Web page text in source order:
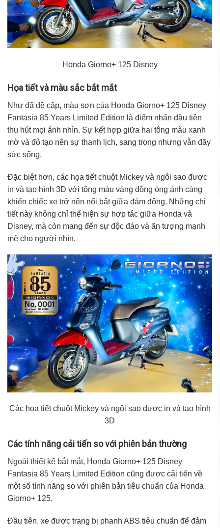
Honda Giorno+ 125 Disney
Họa tiết và màu sắc bắt mắt
Như đã đề cập, màu sơn của Honda Giorno+ 125 Disney
Fantasia 85 Years Limited Edition là điểm nhấn đầu tiên
thu hút mọi ánh nhìn. Sự kết hợp giữa hai tông màu xanh
mờ và đỏ tạo nên sự thanh lịch, sang trọng nhưng vẫn đầy
sức sống.
Đặc biệt hơn, các họa tiết chuột Mickey và ngôi sao được
in và tạo hình 3D với tông màu vàng đồng óng ánh càng
khiến chiếc xe trở nên nổi bật giữa đám đông. Những chi
tiết này không chỉ thể hiện sự hợp tác giữa Honda và
Disney, mà còn mang đến sự độc đáo và ấn tượng mạnh
mẽ cho người nhìn.
Các họa tiết chuột Mickey và ngôi sao được in và tạo hình
3D
Các tính năng cải tiến so với phiên bản thường
Ngoài thiết kế bắt mắt, Honda Giorno+ 125 Disney
Fantasia 85 Years Limited Edition cũng được cải tiến về
một số tính năng so với phiên bản tiêu chuẩn của Honda
Giorno+ 125.
Đầu tiên, xe được trang bị phanh ABS tiêu chuẩn để đảm